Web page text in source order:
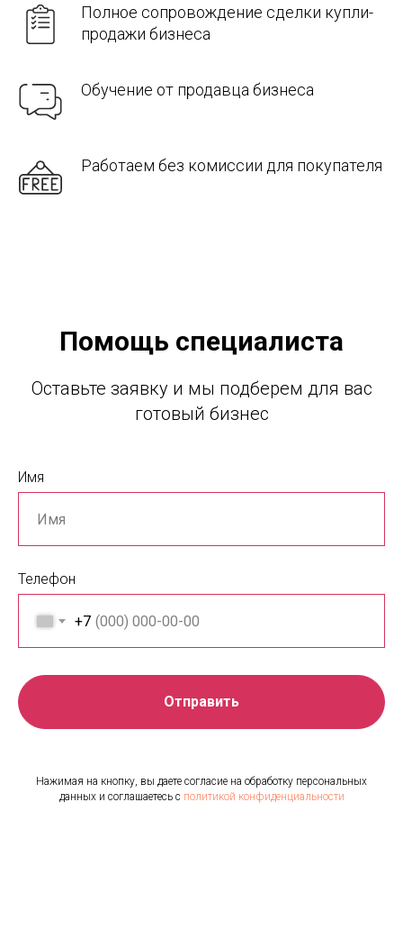
Полное сопровождение сделки купли-
продажи бизнеса
Обучение от продавца бизнеса
Работаем без комиссии для покупателя
Помощь специалиста
Оставьте заявку и мы подберем для вас
готовый бизнес
Имя
Телефон
+7
Отправить
Нажимая на кнопку, вы даете согласие на обработку персональных
данных и соглашаетесь c политикой конфиденциальности